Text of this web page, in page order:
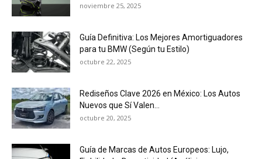
noviembre 25, 2025
Guía Definitiva: Los Mejores Amortiguadores
para tu BMW (Según tu Estilo)
octubre 22, 2025
Rediseños Clave 2026 en México: Los Autos
Nuevos que Sí Valen...
octubre 20, 2025
Guía de Marcas de Autos Europeos: Lujo,